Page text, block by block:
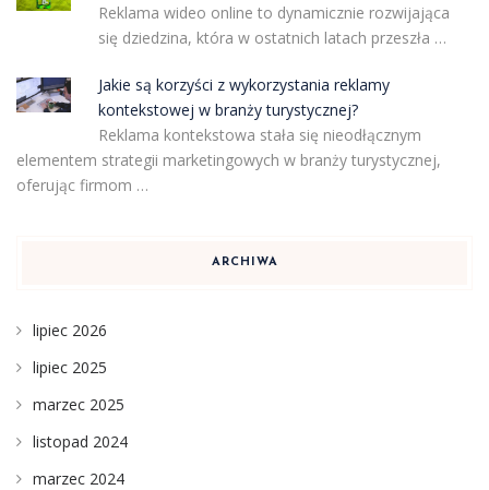
Reklama wideo online to dynamicznie rozwijająca
się dziedzina, która w ostatnich latach przeszła …
Jakie są korzyści z wykorzystania reklamy
kontekstowej w branży turystycznej?
Reklama kontekstowa stała się nieodłącznym
elementem strategii marketingowych w branży turystycznej,
oferując firmom …
ARCHIWA
lipiec 2026
lipiec 2025
marzec 2025
listopad 2024
marzec 2024